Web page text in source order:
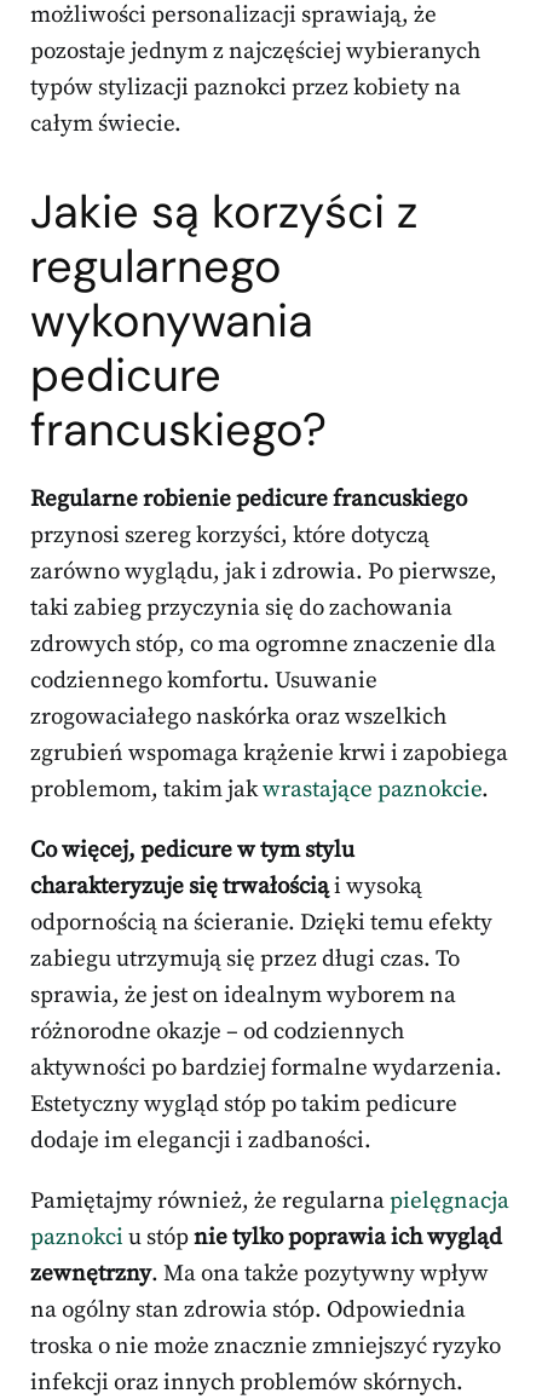
możliwości personalizacji sprawiają, że
pozostaje jednym z najczęściej wybieranych
typów stylizacji paznokci przez kobiety na
całym świecie.
Jakie są korzyści z
regularnego
wykonywania
pedicure
francuskiego?
Regularne robienie pedicure francuskiego
przynosi szereg korzyści, które dotyczą
zarówno wyglądu, jak i zdrowia. Po pierwsze,
taki zabieg przyczynia się do zachowania
zdrowych stóp, co ma ogromne znaczenie dla
codziennego komfortu. Usuwanie
zrogowaciałego naskórka oraz wszelkich
zgrubień wspomaga krążenie krwi i zapobiega
problemom, takim jakwrastające paznokcie.
Co więcej, pedicure w tym stylu
charakteryzuje się trwałościąi wysoką
odpornością na ścieranie. Dzięki temu efekty
zabiegu utrzymują się przez długi czas. To
sprawia, że jest on idealnym wyborem na
różnorodne okazje – od codziennych
aktywności po bardziej formalne wydarzenia.
Estetyczny wygląd stóp po takim pedicure
dodaje im elegancji i zadbaności.
Pamiętajmy również, że regularnapielęgnacja
paznokci u stópnie tylko poprawia ich wygląd
zewnętrzny. Ma ona także pozytywny wpływ
na ogólny stan zdrowia stóp. Odpowiednia
troska o nie może znacznie zmniejszyć ryzyko
infekcji oraz innych problemów skórnych.